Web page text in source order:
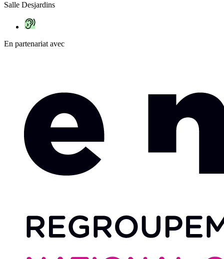
Salle Desjardins
En partenariat avec